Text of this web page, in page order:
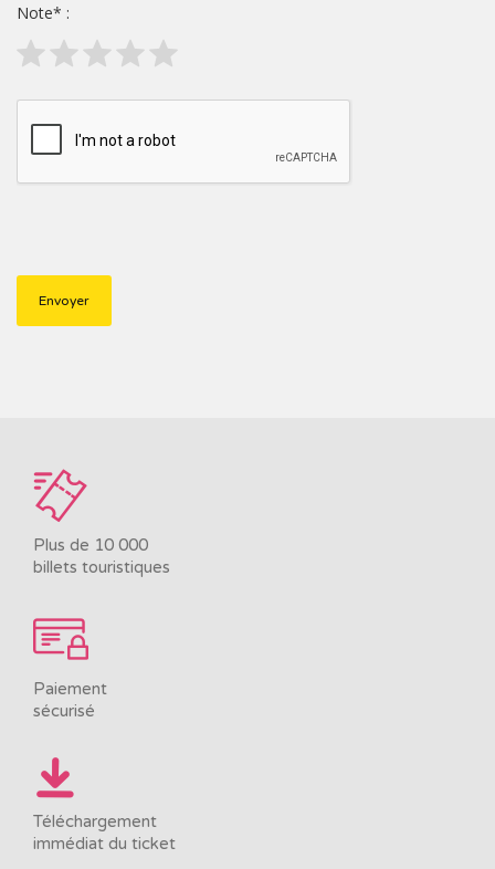
Note* :
Plus de 10 000
billets touristiques
Paiement
sécurisé
Téléchargement
immédiat du ticket